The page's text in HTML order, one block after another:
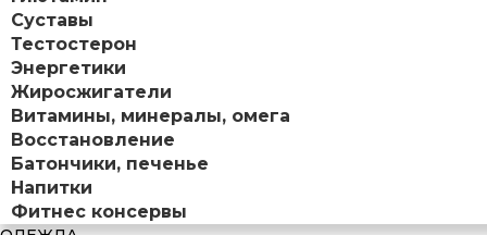
Суставы
Тестостерон
Энергетики
Жиросжигатели
Витамины, минералы, омега
Восстановление
Батончики, печенье
Напитки
Фитнес консервы